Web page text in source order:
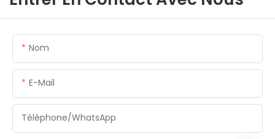
Nom
E-Mail
Téléphone/WhatsApp